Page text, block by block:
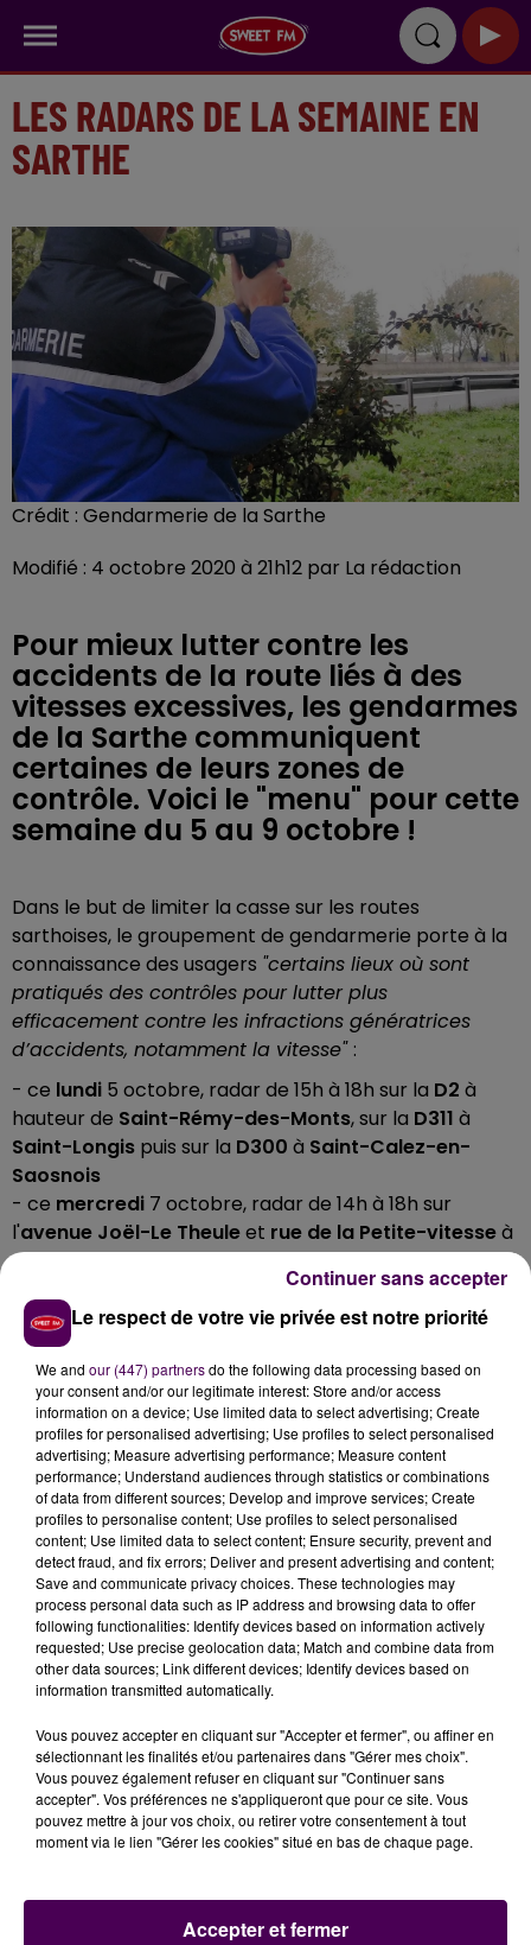
LES RADARS DE LA SEMAINE EN
SARTHE
Crédit : Gendarmerie de la Sarthe
Modifié : 4 octobre 2020 à 21h12 par La rédaction
Pour mieux lutter contre les
accidents de la route liés à des
vitesses excessives, les gendarmes
de la Sarthe communiquent
certaines de leurs zones de
contrôle. Voici le "menu" pour cette
semaine du 5 au 9 octobre !
Dans le but de limiter la casse sur les routes
sarthoises, le groupement de gendarmerie porte à la
connaissance des usagers "certains lieux où sont
pratiqués des contrôles pour lutter plus
efficacement contre les infractions génératrices
d’accidents, notamment la vitesse" :
- ce lundi 5 octobre, radar de 15h à 18h sur la D2 à
hauteur de Saint-Rémy-des-Monts, sur la D311 à
Saint-Longis puis sur la D300 à Saint-Calez-en-
Saosnois
- ce mercredi 7 octobre, radar de 14h à 18h sur
l'avenue Joël-Le Theuleet rue de la Petite-vitesseà
Sablé-sur-Sarthe, sur laD22àJuigné-sur-Sarthe
Solesmes
- cevendredi9 octobre, radar de 8h à 12h le long de
laD20bis
"Naturellement,d'autres contrôles seront réalisés
concomitamment et tout au long de la semaine sur
les routes du département sans pour autant être
annoncés. La sécurité est l’affaire de tous et chacun
a le devoir de se sentir responsable au
volant"précisent les gendarmes sur leur page
Facebook, où l’information est aussi disponible.
À LA UNE
7 août 2026
Gagnez vos pass pour le V and B Fest' 2026 !
Le respect de votre vie privée est notre priorité
We and our (447) partnersdo the following data processing based on
your consent and/or our legitimate interest: Store and/or access
information on a device; Use limited data to select advertising; Create
profiles for personalised advertising; Use profiles to select personalised
advertising; Measure advertising performance; Measure content
performance; Understand audiences through statistics or combinations
of data from different sources; Develop and improve services; Create
profiles to personalise content; Use profiles to select personalised
content; Use limited data to select content; Ensure security, prevent and
detect fraud, and fix errors; Deliver and present advertising and content;
Save and communicate privacy choices. These technologies may
process personal data such as IP address and browsing data to offer
following functionalities: Identify devices based on information actively
requested; Use precise geolocation data; Match and combine data from
other data sources; Link different devices; Identify devices based on
information transmitted automatically.
Vous pouvez accepter en cliquant sur "Accepter et fermer", ou affiner en
sélectionnant les finalités et/ou partenaires dans "Gérer mes choix".
Vous pouvez également refuser en cliquant sur "Continuer sans
accepter". Vos préférences ne s'appliqueront que pour ce site. Vous
pouvez mettre à jour vos choix, ou retirer votre consentement à tout
moment via le lien "Gérer les cookies" situé en bas de chaque page.
Accepter et fermer
Continuer sans accepter